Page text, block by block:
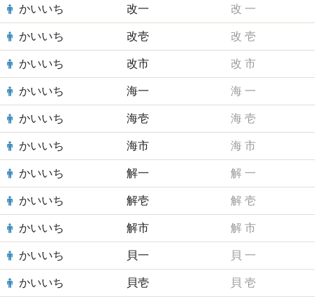
かいいち 改一 改 一
かいいち 改壱 改 壱
かいいち 改市 改 市
かいいち 海一 海 一
かいいち 海壱 海 壱
かいいち 海市 海 市
かいいち 解一 解 一
かいいち 解壱 解 壱
かいいち 解市 解 市
かいいち 貝一 貝 一
かいいち 貝壱 貝 壱